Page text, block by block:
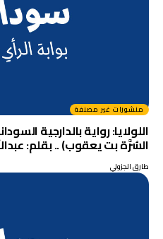
منشورات غير مصنفة
اللولايا: رواية بالدارجية
السُرَّة بت يعقوب) .. بقلم:
طارق الجزولي